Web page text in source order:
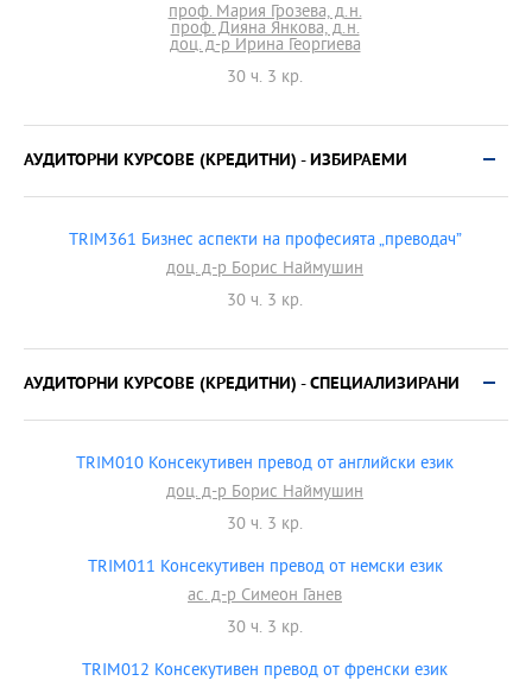
проф. Мария Грозева, д.н.
проф. Дияна Янкова, д.н.
доц. д-р Ирина Георгиева
30 ч. 3 кр.
АУДИТОРНИ КУРСОВЕ (КРЕДИТНИ) - ИЗБИРАЕМИ
TRIM361 Бизнес аспекти на професията „преводач”
доц. д-р Борис Наймушин
30 ч. 3 кр.
АУДИТОРНИ КУРСОВЕ (КРЕДИТНИ) - СПЕЦИАЛИЗИРАНИ
TRIM010 Консекутивен превод от английски език
доц. д-р Борис Наймушин
30 ч. 3 кр.
TRIM011 Консекутивен превод от немски език
ас. д-р Симеон Ганев
30 ч. 3 кр.
TRIM012 Консекутивен превод от френски език